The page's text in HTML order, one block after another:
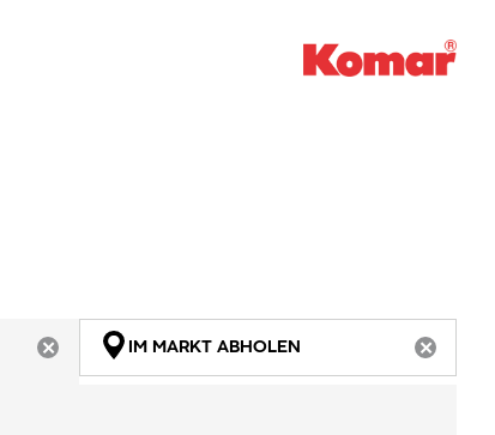
ARTIKEL NICHT VERFÜGBAR
IM MARKT ABHOLEN